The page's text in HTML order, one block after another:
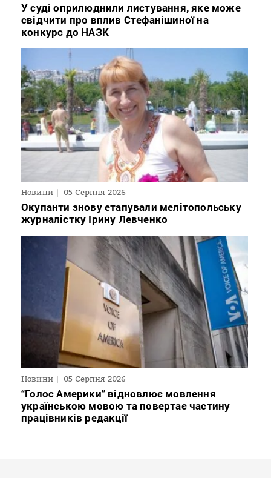
У суді оприлюднили листування, яке може
свідчити про вплив Стефанішиної на
конкурс до НАЗК
Новини 05 Серпня 2026
Окупанти знову етапували мелітопольську
журналістку Ірину Левченко
Новини 05 Серпня 2026
“Голос Америки” відновлює мовлення
українською мовою та повертає частину
працівників редакції